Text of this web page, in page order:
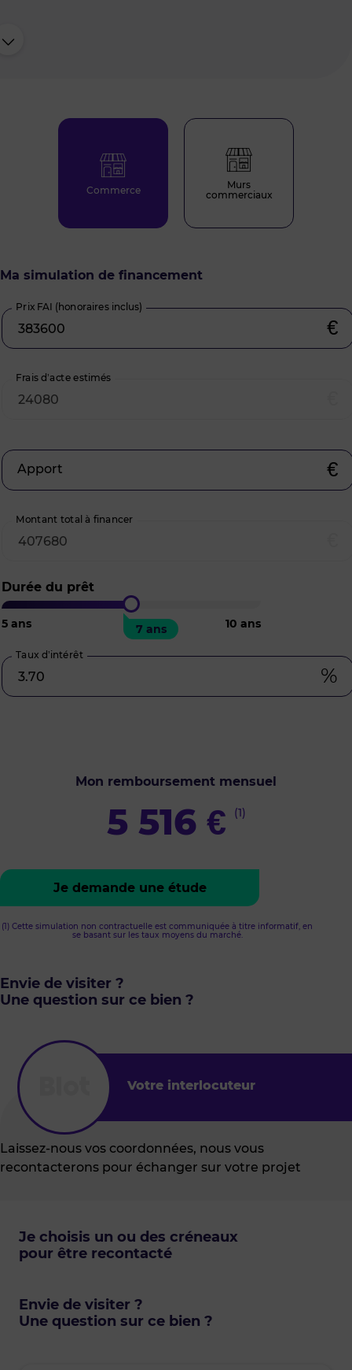
Commerce
Murs
commerciaux
Ma simulation de financement
Prix FAI (honoraires inclus)
€
Frais d’acte estimés
Apport €
Montant total à financer
Durée du prêt
5 ans 10 ans
7 ans
Taux d’intérêt
%
Mon remboursement mensuel
5 516€ (1)
Je demande une étude
(1) Cette simulation non contractuelle est communiquée à titre informatif, en
se basant sur les taux moyens du marché.
Envie de visiter ?
Une question sur ce bien ?
Votre interlocuteur
Laissez-nous vos coordonnées, nous vous
recontacterons pour échanger sur votre projet
Je choisis un ou des créneaux
pour être recontacté
Envie de visiter ?
Une question sur ce bien ?